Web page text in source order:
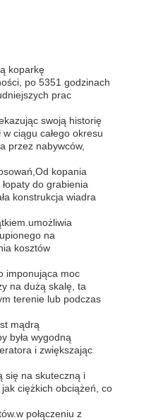
koparkę
po 5351 godzinach
prac
swoją historię
ciągu całego okresu
przez nabywców,
kopania
do grabienia
konstrukcja wiadra
na
kosztów
imponująca moc
na dużą skalę, ta
terenie lub podczas
mądrą
była wygodną
i zwiększając
się na skuteczną i
ciężkich obciążeń, co
połączeniu z